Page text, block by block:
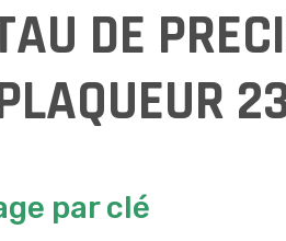
DE
par clé